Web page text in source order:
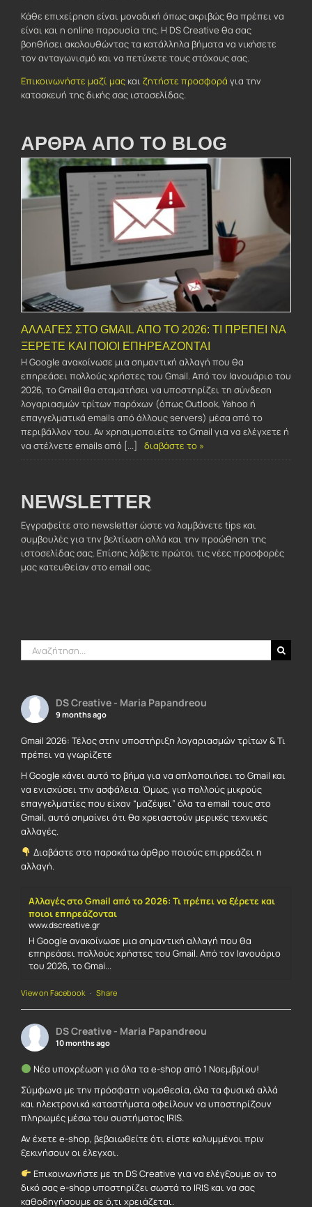
Κάθε επιχείρηση είναι μοναδική όπως ακριβώς θα πρέπει να
είναι και η online παρουσία της. Η DS Creative θα σας
βοηθήσει ακολουθώντας τα κατάλληλα βήματα να νικήσετε
τον ανταγωνισμό και να πετύχετε τους στόχους σας.
Επικοινωνήστε μαζί μας και ζητήστε προσφορά για την
κατασκευή της δικής σας ιστοσελίδας.
ΑΡΘΡΑ ΑΠΟ ΤΟ BLOG
ΑΛΛΑΓΈΣ ΣΤΟ GMAIL ΑΠΌ ΤΟ 2026: ΤΙ ΠΡΈΠΕΙ ΝΑ
ΞΈΡΕΤΕ ΚΑΙ ΠΟΙΟΙ ΕΠΗΡΕΆΖΟΝΤΑΙ
Η Google ανακοίνωσε μια σημαντική αλλαγή που θα
επηρεάσει πολλούς χρήστες του Gmail. Από τον Ιανουάριο του
2026, το Gmail θα σταματήσει να υποστηρίζει τη σύνδεση
λογαριασμών τρίτων παρόχων (όπως Outlook, Yahoo ή
επαγγελματικά emails από άλλους servers) μέσα από το
περιβάλλον του. Αν χρησιμοποιείτε το Gmail για να ελέγχετε ή
να στέλνετε emails από [...]
διαβάστε το »
NEWSLETTER
Εγγραφείτε στο newsletter ώστε να λαμβάνετε tips και
συμβουλές για την βελτίωση αλλά και την προώθηση της
ιστοσελίδας σας. Επίσης λάβετε πρώτοι τις νέες προσφορές
μας κατευθείαν στο email σας.
Αναζήτηση
για:
DS Creative - Maria Papandreou
9 months ago
Gmail 2026: Τέλος στην υποστήριξη λογαριασμών τρίτων & Τι
πρέπει να γνωρίζετε
Η Google κάνει αυτό το βήμα για να απλοποιήσει το Gmail και
να ενισχύσει την ασφάλεια. Όμως, για πολλούς μικρούς
επαγγελματίες που είχαν “μαζέψει” όλα τα email τους στο
Gmail, αυτό σημαίνει ότι θα χρειαστούν μερικές τεχνικές
αλλαγές.
Διαβάστε στο παρακάτω άρθρο ποιούς επιρρεάζει η
αλλαγή.
Αλλαγές στο Gmail από το 2026: Τι πρέπει να ξέρετε και
ποιοι επηρεάζονται
www.dscreative.gr
Η Google ανακοίνωσε μια σημαντική αλλαγή που θα
επηρεάσει πολλούς χρήστες του Gmail. Από τον Ιανουάριο
του 2026, το Gmai...
View on Facebook · Share
DS Creative - Maria Papandreou
10 months ago
Νέα υποχρέωση για όλα τα e-shop από 1 Νοεμβρίου!
Σύμφωνα με την πρόσφατη νομοθεσία, όλα τα φυσικά αλλά
και ηλεκτρονικά καταστήματα οφείλουν να υποστηρίζουν
πληρωμές μέσω του συστήματος IRIS.
Αν έχετε e-shop, βεβαιωθείτε ότι είστε καλυμμένοι πριν
ξεκινήσουν οι έλεγχοι.
Επικοινωνήστε με τη DS Creative για να ελέγξουμε αν το
δικό σας e-shop υποστηρίζει σωστά το IRIS και να σας
καθοδηγήσουμε σε ό,τι χρειάζεται.